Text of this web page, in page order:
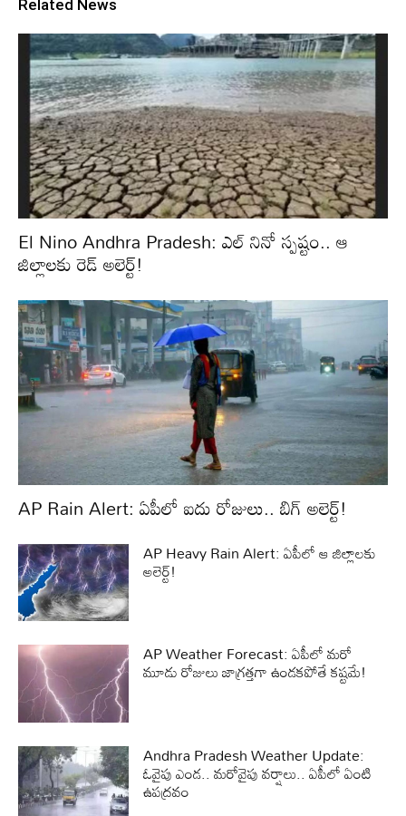
Related News
El Nino Andhra Pradesh: ఎల్ నినో స్పష్టం.. ఆ
జిల్లాలకు రెడ్ అలెర్ట్!
AP Rain Alert: ఏపీలో ఐదు రోజులు.. బిగ్ అలెర్ట్!
AP Heavy Rain Alert: ఏపీలో ఆ జిల్లాలకు
అలెర్ట్!
AP Weather Forecast: ఏపీలో మరో
మూడు రోజులు జాగ్రత్తగా ఉండకపోతే కష్టమే!
Andhra Pradesh Weather Update:
ఓవైపు ఎండ.. మరోవైపు వర్షాలు.. ఏపీలో ఏంటి
ఉపద్రవం